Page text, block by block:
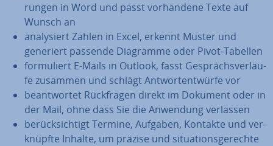
run­gen in Word und passt vor­han­de­ne Texte auf
Wunsch an
ana­ly­siert Zahlen in Excel, erkennt Muster und
generiert passende Diagramme oder Pivot-Tabellen
for­mu­liert E-Mails in Outlook, fasst Ge­sprächs­ver­läu­
fe zusammen und schlägt Ant­wort­ent­wür­fe vor
be­ant­wor­tet Rück­fra­gen direkt im Dokument oder in
der Mail, ohne dass Sie die Anwendung verlassen
be­rück­sich­tigt Termine, Aufgaben, Kontakte und ver­
knüpf­te Inhalte, um präzise und si­tua­ti­ons­ge­rech­te